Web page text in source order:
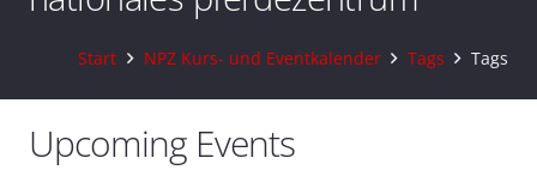
Start NPZ Kurs- und Eventkalender Tags Tags
Upcoming Events